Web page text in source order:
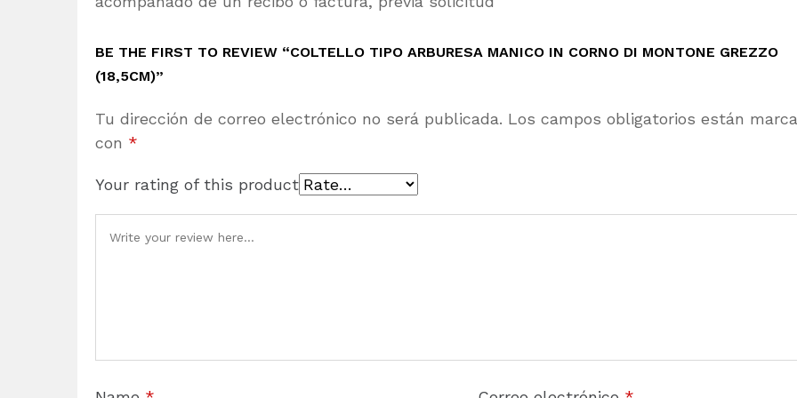
BE THE FIRST TO REVIEW “COLTELLO TIPO ARBURESA MANICO IN CORNO DI MONTONE GREZZO
(18,5CM)”
Tu dirección de correo electrónico no será publicada. Los campos obligatorios están
con *
Your rating of this product